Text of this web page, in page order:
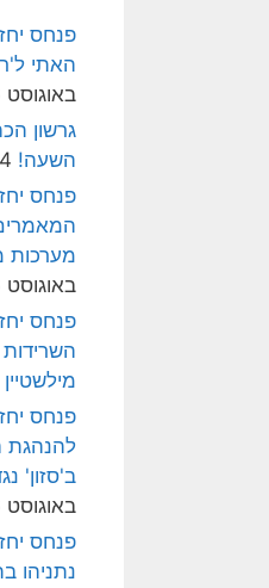
פנחס
האתי
באוגוסט 2026
גרשון
השעה! 4 באוגוסט 2026
פנחס
מערכות
באוגוסט 2026
פנחס
מילשטיין
פנחס
להנהגת
ב'סזון'
באוגוסט 2026
פנחס
נתניהו